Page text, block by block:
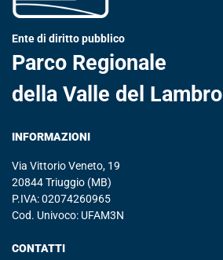
Ente di diritto pubblico
Parco Regionale
della Valle del Lambro
INFORMAZIONI
Via Vittorio Veneto, 19
20844 Triuggio (MB)
P.IVA: 02074260965
Cod. Univoco: UFAM3N
CONTATTI